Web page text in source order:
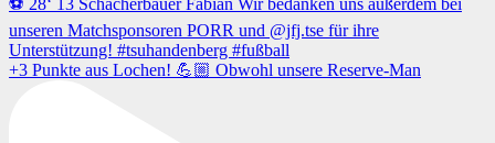
+3 Punkte aus Lochen! 💪🏼 Obwohl unsere Reserve-Man